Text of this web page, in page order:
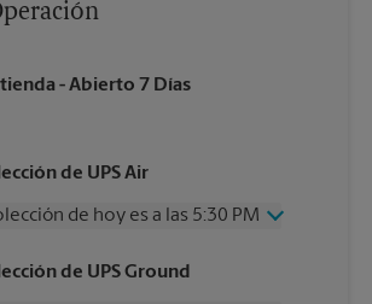
- Abierto 7 Días
de UPS Air
de hoy es a las 5:30 PM
5:30 PMde UPS Ground